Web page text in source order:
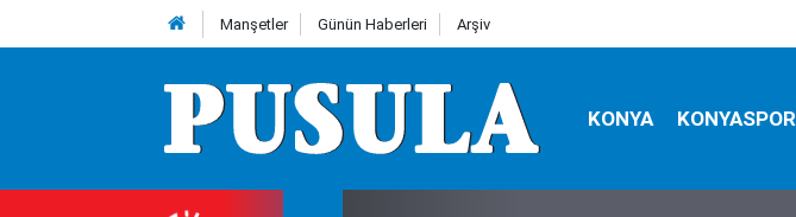
Manşetler Günün Haberleri Arşiv
KONYA KONYASPOR